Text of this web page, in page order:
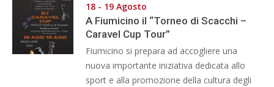
18 - 19 Agosto
A Fiumicino il “Torneo di Scacchi –
Caravel Cup Tour”
Fiumicino si prepara ad accogliere una
nuova importante iniziativa dedicata allo
sport e alla promozione della cultura degli